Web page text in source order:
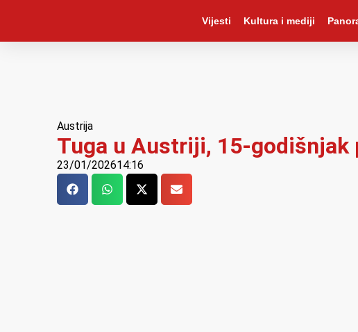
Vijesti Kultura i mediji
Austrija
Tuga u Austriji, 15-
23/01/202614:16